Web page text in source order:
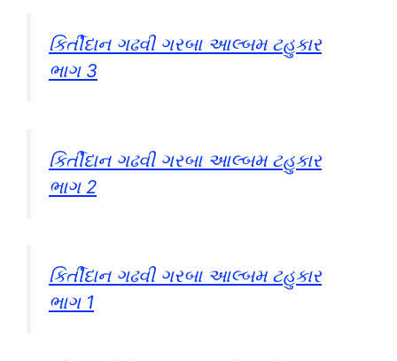
કિર્તીદાન ગઢવી ગરબા આલ્બમ ટહુકાર
ભાગ 3
કિર્તીદાન ગઢવી ગરબા આલ્બમ ટહુકાર
ભાગ 2
કિર્તીદાન ગઢવી ગરબા આલ્બમ ટહુકાર
ભાગ 1